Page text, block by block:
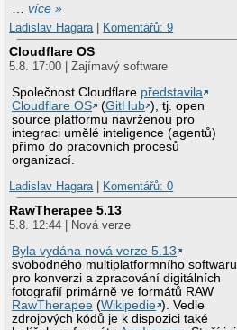
…více »
Ladislav Hagara| Komentářů: 9
Cloudflare OS
5.8. 17:00 | Zajímavý software
Společnost Cloudflare představila
Cloudflare OS
(GitHub ), tj. open
source platformu navrženou pro
integraci umělé inteligence (agentů)
přímo do pracovních procesů
organizací.
Ladislav Hagara| Komentářů: 0
RawTherapee 5.13
5.8. 12:44 | Nová verze
Byla vydána nová verze 5.13
svobodného multiplatformního softwaru
pro konverzi a zpracování digitálních
fotografií primárně ve formátů RAW
RawTherapee (Wikipedie ). Vedle
zdrojových kódů je k dispozici také